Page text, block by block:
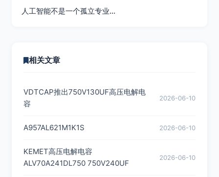
人工智能不是一个孤立专业…
相关文章
VDTCAP推出750V130UF高压电解电
容
2026-06-10
A957AL621M1K1S 2026-06-10
KEMET高压电解电容
ALV70A241DL750 750V240UF
2026-06-10